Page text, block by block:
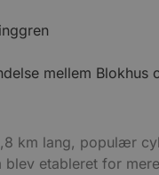
mellem Blokhus
km lang, populær
blev etableret for